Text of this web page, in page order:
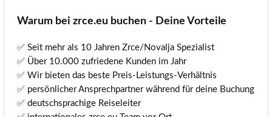
Warum bei zrce.eu buchen - Deine Vorteile
✅ Seit mehr als 10 Jahren Zrce/Novalja Spezialist
✅ Über 10.000 zufriedene Kunden im Jahr
✅ Wir bieten das beste Preis-Leistungs-Verhältnis
✅ persönlicher Ansprechpartner während für deine Buchung
✅ deutschsprachige Reiseleiter